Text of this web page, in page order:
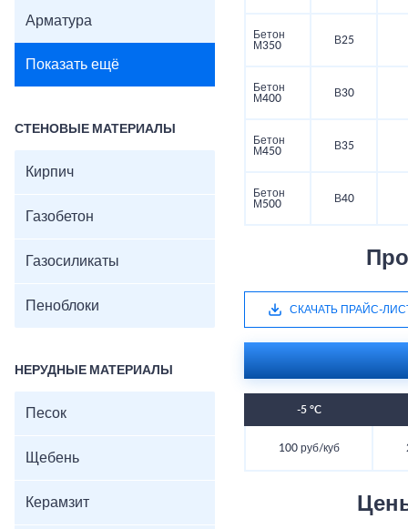
Арматура
Показать ещё
СТЕНОВЫЕ МАТЕРИАЛЫ
Кирпич
Газобетон
Газосиликаты
Пеноблоки
НЕРУДНЫЕ МАТЕРИАЛЫ
Песок
Щебень
Керамзит
Бетон
М350
В25
Бетон
М400
В30
Бетон
М450
В35
Бетон
М500
В40
СКАЧАТЬ ПРАЙС-
-5 °C
100 руб/куб